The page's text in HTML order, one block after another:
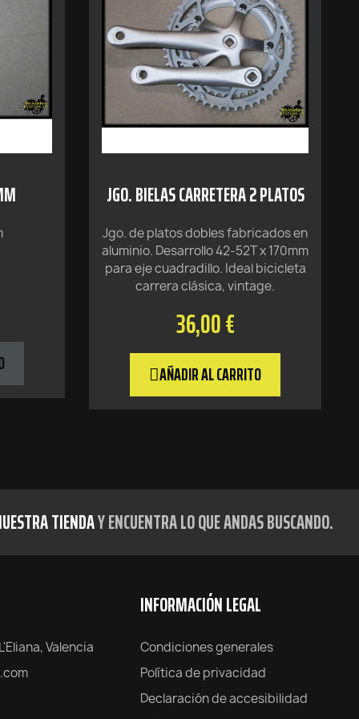
JGO. BIELAS CARRETERA 2 PLATOS
Jgo. de platos dobles fabricados en
aluminio. Desarrollo 42-52T x 170mm
para eje cuadradillo. Ideal bicicleta
carrera clásica, vintage.
36,00 €
AÑADIR AL CARRITO
TIENDAY ENCUENTRA LO QUE ANDAS BUSCANDO.
Valencia
INFORMACIÓN LEGAL
Condiciones generales
Política de privacidad
Declaración de accesibilidad